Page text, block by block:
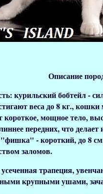
Описание
курильский бобтейл -
веса до 8 кг.,
короткое, мощное тело,
передних, что
- короткий, до 8
заломов.
трапеция,
крупными ушами,